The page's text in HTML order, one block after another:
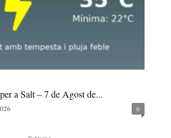
a Salt – 7 de Agost de...
0